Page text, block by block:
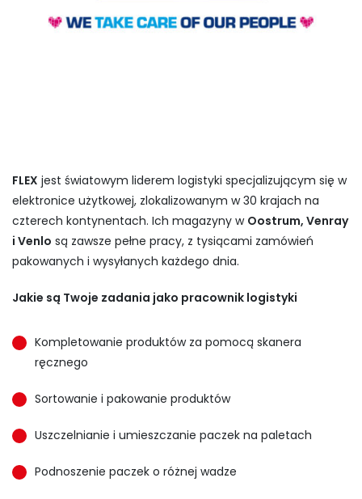
FLEX jest światowym liderem logistyki specjalizującym się w
elektronice użytkowej, zlokalizowanym w 30 krajach na
czterech kontynentach. Ich magazyny w Oostrum, Venray
i Venlo są zawsze pełne pracy, z tysiącami zamówień
pakowanych i wysyłanych każdego dnia.
Jakie są Twoje zadania jako pracownik logistyki
Kompletowanie produktów za pomocą skanera
ręcznego
Sortowanie i pakowanie produktów
Uszczelnianie i umieszczanie paczek na paletach
Podnoszenie paczek o różnej wadze